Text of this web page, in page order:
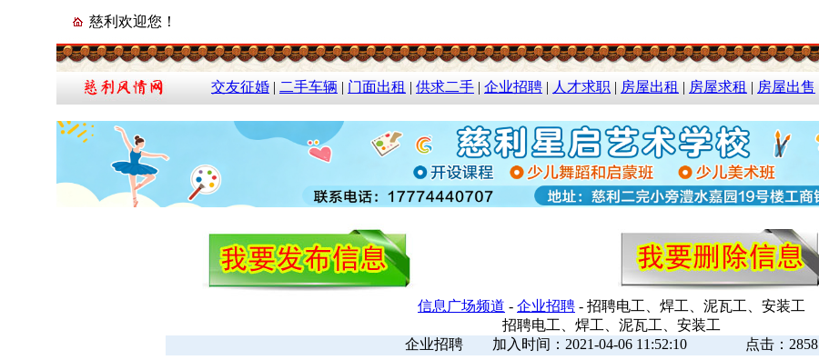
慈利欢迎您！
交友征婚 | 二手车辆 | 门面出租 | 供求二手 | 企业招聘 | 人才求职 | 房屋出租 | 房屋求租 | 房屋出售
信息广场频道 - 企业招聘 - 招聘电工、焊工、泥瓦工、安装工
招聘电工、焊工、泥瓦工、安装工
企业招聘 加入时间：2021-04-06 11:52:10 点击：2858